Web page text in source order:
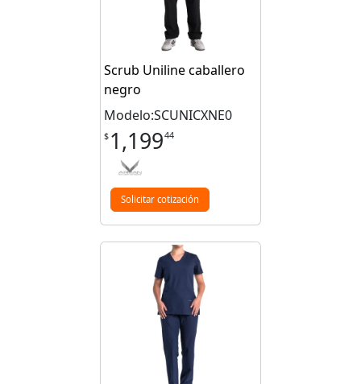
Scrub Uniline caballero
negro
Modelo:SCUNICXNE0
$ 1,19944
Solicitar cotización